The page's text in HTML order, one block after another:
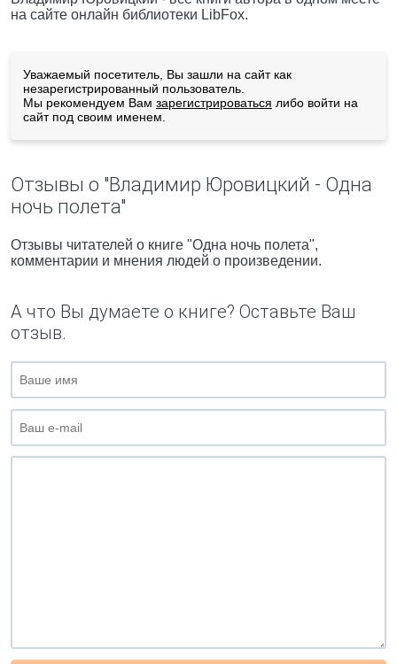
на сайте онлайн библиотеки LibFox.
Уважаемый посетитель, Вы зашли на сайт как
незарегистрированный пользователь.
Мы рекомендуем Вам зарегистрироваться либо войти на
сайт под своим именем.
Отзывы о "Владимир Юровицкий - Одна
ночь полета"
Отзывы читателей о книге "Одна ночь полета",
комментарии и мнения людей о произведении.
А что Вы думаете о книге? Оставьте Ваш
отзыв.